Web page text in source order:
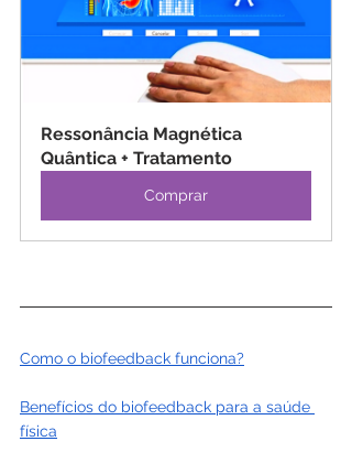
Ressonância Magnética
Quântica + Tratamento
Comprar
Como o biofeedback funciona?
Benefícios do biofeedback para a saúde
física